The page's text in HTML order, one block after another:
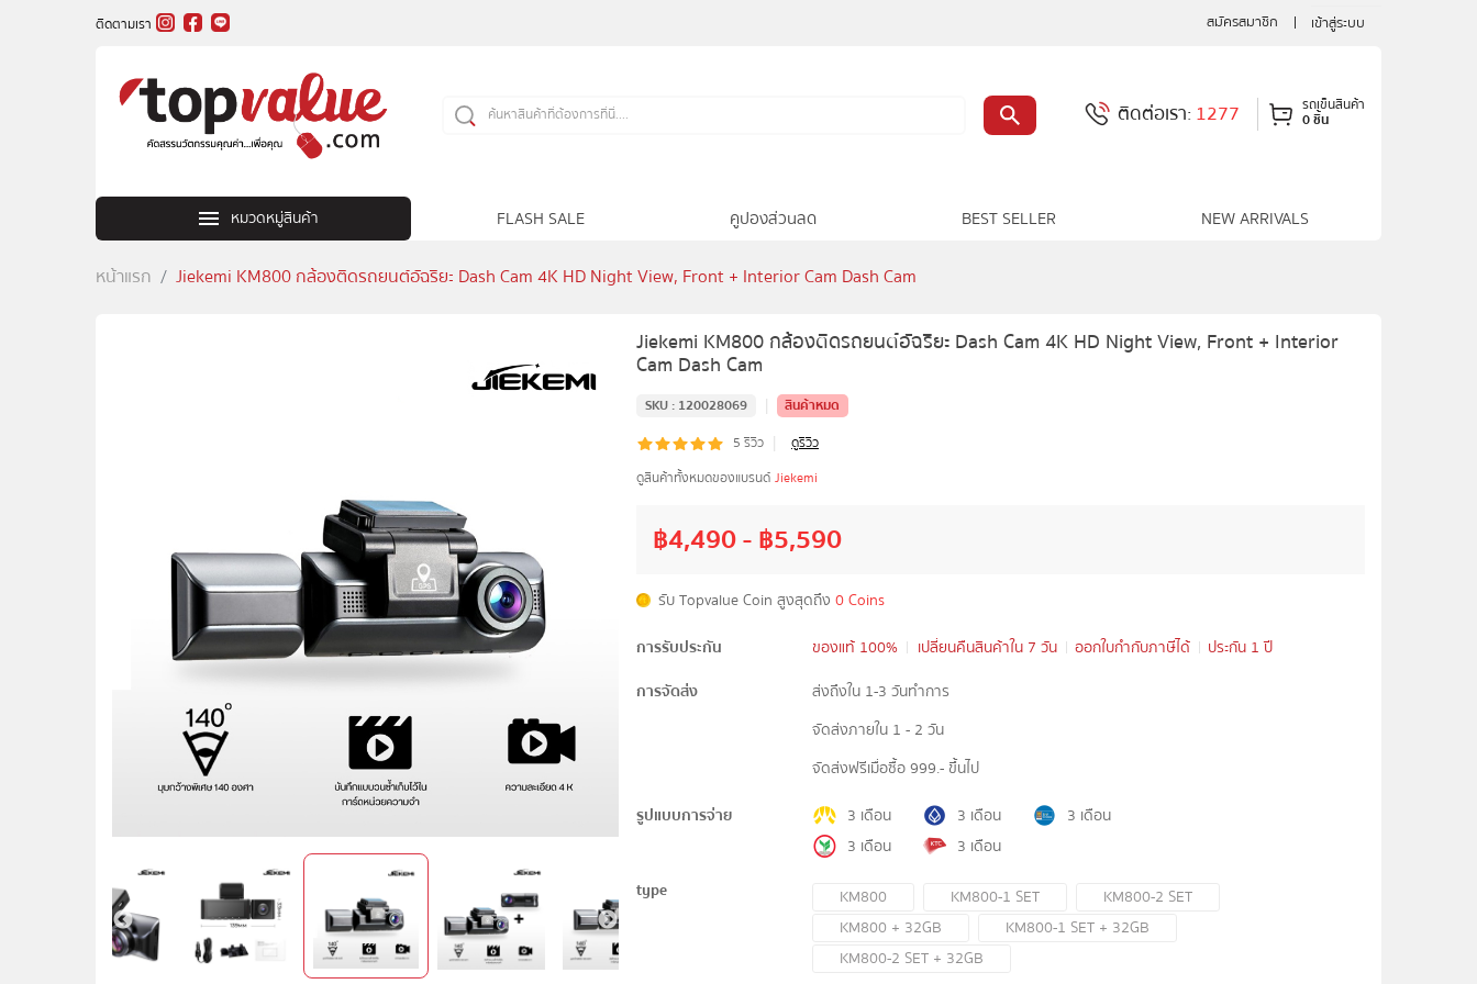
ติดตามเรา สมัครสมาชิก เข้าสู่ระบบ
หมวดหมู่สินค้า FLASH SALE คูปองส่วนลด BEST SELLER NEW ARRIVALS
ติดต่อเรา:1277 รถเข็นสินค้า
0 ชิ้น
หน้าแรก Jiekemi KM800 กล้องติดรถยนต์อัฉริยะ Dash Cam 4K HD Night View, Front + Interior Cam Dash Cam
Jiekemi KM800 กล้องติดรถยนต์อัฉริยะ Dash Cam 4K HD Night View, Front + Interior
Cam Dash Cam
SKU : 120028069 |
สินค้าหมด
5 รีวิว |
ดูรีวิว
ดูสินค้าทั้งหมดของแบรนด์ Jiekemi
฿4,490- ฿5,590
รับ Topvalue Coin สูงสุดถึง 0 Coins
การรับประกัน
ของแท้ 100% เปลี่ยนคืนสินค้าใน 7 วัน ออกใบกำกับภาษีได้
ประกัน 1 ปี
การจัดส่ง
ส่งถึงใน 1-3 วันทำการ
จัดส่งภายใน 1 - 2 วัน
จัดส่งฟรีเมื่อซื้อ 999.- ขึ้นไป
รูปแบบการจ่าย
3 เดือน 3 เดือน
3 เดือน
3 เดือน
3 เดือน
type
KM800 KM800-1 SET
KM800-2 SET
KM800 + 32GB
KM800-1 SET + 32GB
KM800-2 SET + 32GB